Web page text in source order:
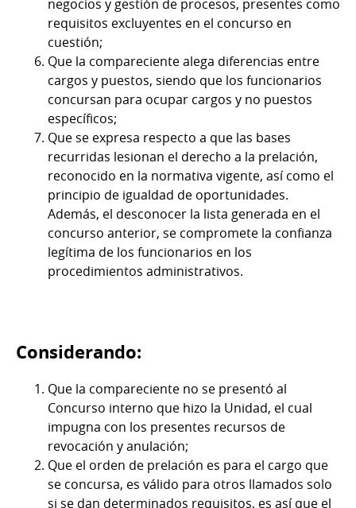
negocios y gestión de procesos, presentes como
requisitos excluyentes en el concurso en
cuestión;
Que la compareciente alega diferencias entre
cargos y puestos, siendo que los funcionarios
concursan para ocupar cargos y no puestos
específicos;
Que se expresa respecto a que las bases
recurridas lesionan el derecho a la prelación,
reconocido en la normativa vigente, así como el
principio de igualdad de oportunidades.
Además, el desconocer la lista generada en el
concurso anterior, se compromete la confianza
legítima de los funcionarios en los
procedimientos administrativos.
Considerando:
Que la compareciente no se presentó al
Concurso interno que hizo la Unidad, el cual
impugna con los presentes recursos de
revocación y anulación;
Que el orden de prelación es para el cargo que
se concursa, es válido para otros llamados solo
si se dan determinados requisitos, es así que el